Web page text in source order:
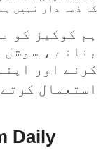
کا ذمہ دار نہیں
ہم کوکیز کو
بنانے ،
کرنے اور
استعمال
Daily